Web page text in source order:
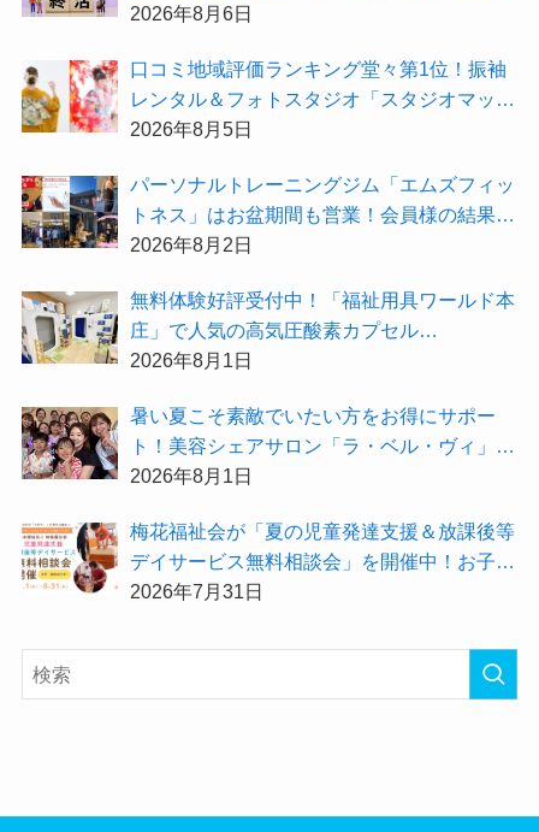
身辺整理の準備」をしてみませんか？
2026年8月6日
⼝コミ地域評価ランキング堂々第1位！振袖
レンタル＆フォトスタジオ「スタジオマック
ス」がお得な『2026年8月限定キャンペー
2026年8月5日
パーソナルトレーニングジム「エムズフィッ
トネス」はお盆期間も営業！会員様の結果を
大公開★
2026年8月2日
無料体験好評受付中！「福祉用具ワールド本
庄」で人気の高気圧酸素カプセル
「O2BOX（30分500円）」で夏バテ撃退★
2026年8月1日
暑い夏こそ素敵でいたい方をお得にサポー
ト！美容シェアサロン「ラ・ベル・ヴィ」か
ら2026年8月のお得情報が届きました！
2026年8月1日
梅花福祉会が「夏の児童発達支援＆放課後等
デイサービス無料相談会」を開催中！お子さ
まの「できた！」を増やす夏にしてみません
2026年7月31日